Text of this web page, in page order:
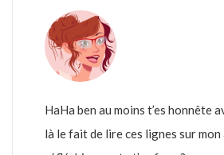
HaHa ben au moins t’es honnête
là le fait de lire ces lignes sur